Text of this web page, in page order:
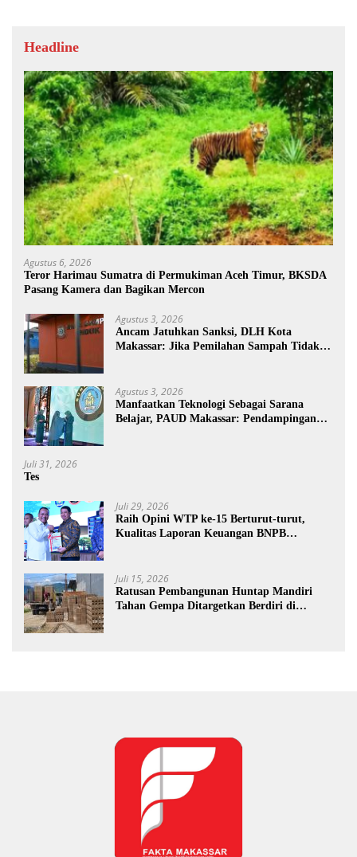
Headline
Agustus 6, 2026
Teror Harimau Sumatra di Permukiman Aceh Timur, BKSDA
Pasang Kamera dan Bagikan Mercon
Agustus 3, 2026
Ancam Jatuhkan Sanksi, DLH Kota
Makassar: Jika Pemilahan Sampah Tidak
Agustus 3, 2026
Manfaatkan Teknologi Sebagai Sarana
Belajar, PAUD Makassar: Pendampingan
Juli 31, 2026
Tes
Juli 29, 2026
Raih Opini WTP ke-15 Berturut-turut,
Kualitas Laporan Keuangan BNPB
Juli 15, 2026
Ratusan Pembangunan Huntap Mandiri
Tahan Gempa Ditargetkan Berdiri di